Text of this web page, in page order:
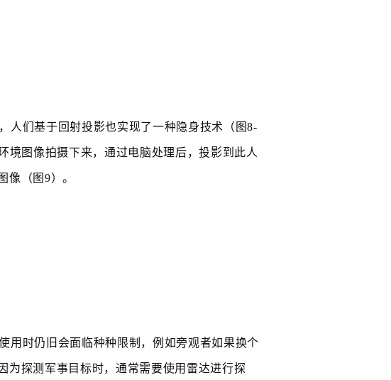
人们基于回射投影也实现了一种隐身技术（图8-
境图像拍摄下来，通过电脑处理后，投影到此人
像（图 9）。
时仍旧会面临种种限制，例如旁观者如果换个
为探测军事目标时，通常需要使用雷达进行探